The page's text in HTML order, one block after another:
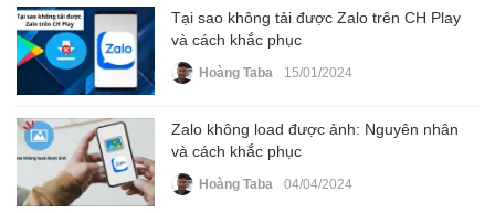
Tại sao không tải được Zalo trên CH Play
và cách khắc phục
Hoàng Taba 15/01/2024
Zalo không load được ảnh: Nguyên nhân
và cách khắc phục
Hoàng Taba 04/04/2024